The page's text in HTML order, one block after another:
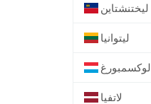
ليختنشتاين
ليتوانيا
لوكسمبورغ
لاتفيا